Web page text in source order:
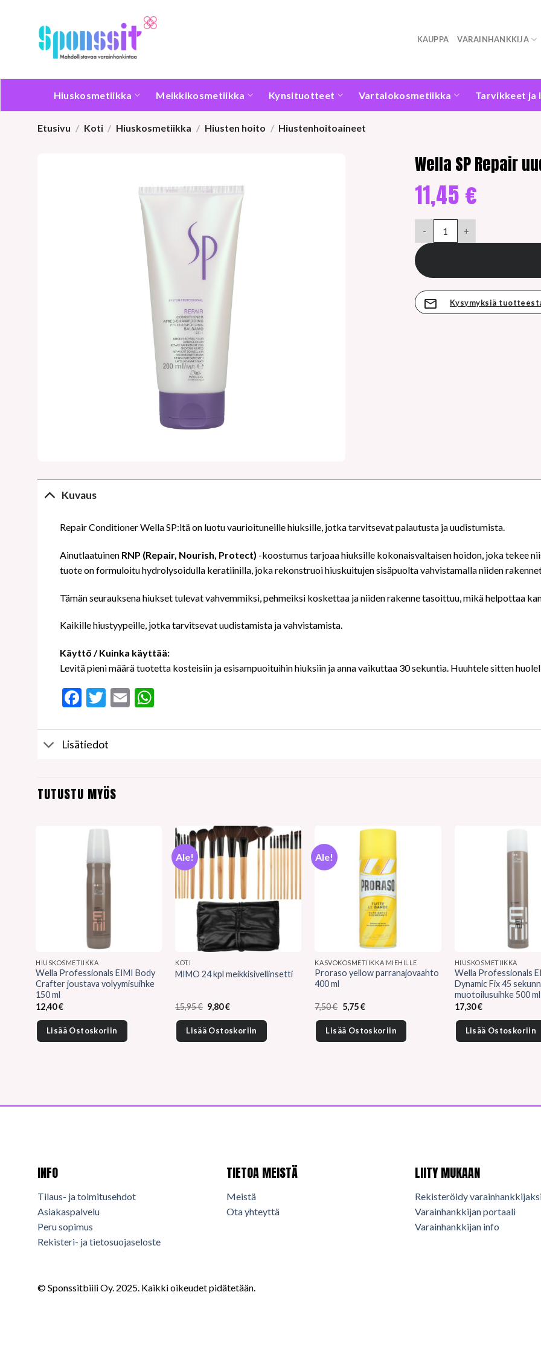
KAUPPA VARAINHANKKIJA
Hiuskosmetiikka Meikkikosmetiikka Kynsituotteet Vartalokosmetiikka Tarvikkeet ja
Etusivu / Koti / Hiuskosmetiikka / Hiusten hoito / Hiustenhoitoaineet
Wella SP Repair
11,45 €
Kysymyksiä
Kuvaus
Repair Conditioner Wella SP:ltä on luotu vaurioituneille hiuksille, jotka tarvitsevat palautusta ja uudistumista.
Ainutlaatuinen RNP (Repair, Nourish, Protect) -koostumus tarjoaa hiuksille kokonaisvaltaisen hoidon, joka tekee
tuote on formuloitu hydrolysoidulla keratiinilla, joka rekonstruoi hiuskuitujen sisäpuolta vahvistamalla niiden
Tämän seurauksena hiukset tulevat vahvemmiksi, pehmeiksi koskettaa ja niiden rakenne tasoittuu, mikä helpottaa
Kaikille hiustyypeille, jotka tarvitsevat uudistamista ja vahvistamista.
Käyttö / Kuinka käyttää:
Levitä pieni määrä tuotetta kosteisiin ja esisampuoituihin hiuksiin ja anna vaikuttaa 30 sekuntia. Huuhtele sitten
Facebook
Twitter
EmailWhatsApp
Lisätiedot
TUTUSTU MYÖS
HIUSKOSMETIIKKA
Wella Professionals EIMI Body
Crafter joustava volyymisuihke
150 ml
12,40€
Lisää Ostoskoriin
Ale!
KOTI
MIMO 24 kpl meikkisivellinsetti
15,95€ Alkuperäinen
hinta
oli:
15,95 €.
9,80€Nykyinen
on:
9,80 €.
Lisää Ostoskoriin
Ale!
KASVOKOSMETIIKKA MIEHILLE
Proraso yellow parranajovaahto
400 ml
7,50€ Alkuperäinen
hinta
oli:
7,50 €.
5,75€Nykyinen
on:
5,75 €.
Lisää Ostoskoriin
HIUSKOSMETIIKKA
Wella Professionals
Dynamic Fix 45
muotoilusuihke 500 ml
17,30€
Lisää Ostoskoriin
INFO
Tilaus- ja toimitusehdot
Asiakaspalvelu
Peru sopimus
Rekisteri- ja tietosuojaseloste
TIETOA MEISTÄ
Meistä
Ota yhteyttä
LIITY MUKAAN
Rekisteröidy
Varainhankkijan portaali
Varainhankkijan info
© Sponssitbiili Oy. 2025. Kaikki oikeudet pidätetään.